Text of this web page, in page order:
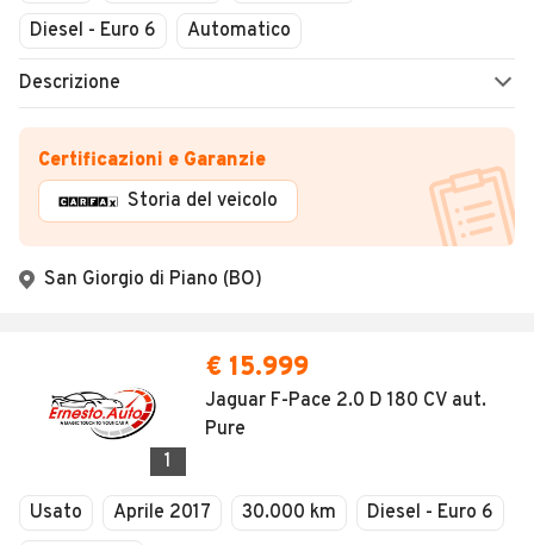
Diesel - Euro 6
Automatico
Descrizione
Certificazioni e Garanzie
Storia del veicolo
San Giorgio di Piano (BO)
1
€ 15.999
Jaguar F-Pace 2.0 D 180 CV aut.
Pure
Usato Aprile 2017 30.000 km
Diesel - Euro 6